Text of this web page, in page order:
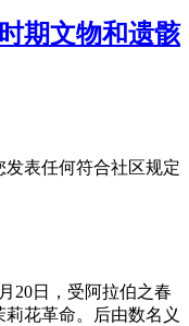
期文物和遗骸
表任何符合社区规定
日，受阿拉伯之春
花革命。后由数名义